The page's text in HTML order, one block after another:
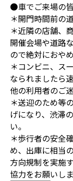
●車でご来場の
＊開門時間前の
＊近隣の店舗、
開催会場や道路
ので絶対におや
＊コンビニ、ス
なられましたら
他の利用者のご
＊送迎のため等
げになり、渋滞
い。
＊歩行者の安全
め、出庫に相当
方向規制を実施
協力をお願いしま